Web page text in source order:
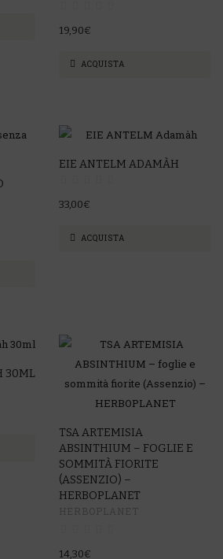
19,90€
ACQUISTA
EIE ANTELM ADAMÀH
33,00€
ACQUISTA
30ML
TSA ARTEMISIA
ABSINTHIUM – FOGLIE E
SOMMITÀ FIORITE
(ASSENZIO) –
HERBOPLANET
14,30€